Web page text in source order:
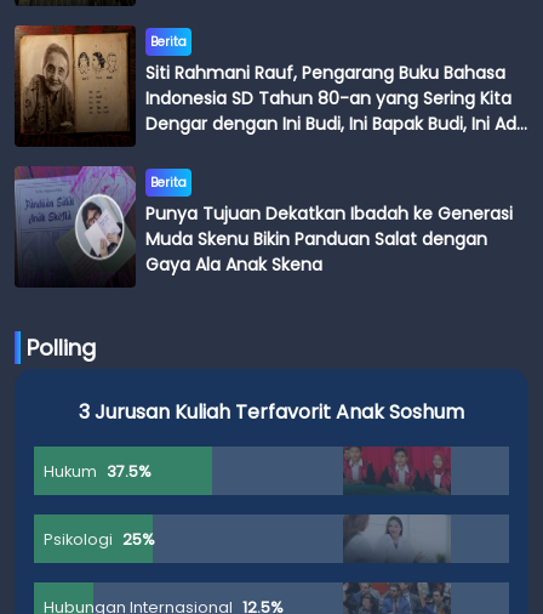
Berita
Siti Rahmani Rauf, Pengarang Buku Bahasa
Indonesia SD Tahun 80-an yang Sering Kita
Dengar dengan Ini Budi, Ini Bapak Budi, Ini Adik
Berita
Punya Tujuan Dekatkan Ibadah ke Generasi
Muda Skenu Bikin Panduan Salat dengan
Gaya Ala Anak Skena
Polling
3 Jurusan Kuliah Terfavorit Anak Soshum
Hukum 37.5%
Psikologi 25%
Hubungan Internasional 12.5%